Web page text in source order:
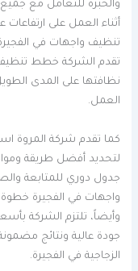
والخبرة للتعامل مع جميع
أثناء العمل على
تنظيف واجهات في
تقدم الشركة خطط تنظيف
نظافتها على المدى
العمل.
كما تقدم شركة المروة
لتحديد أفضل طريقة
جدول دوري للمتابعة
واجهات في الفجيرة خطوة
وأيضاً، تلتزم الشركة
جودة عالية ونتائج
الزجاجية في الفجيرة.